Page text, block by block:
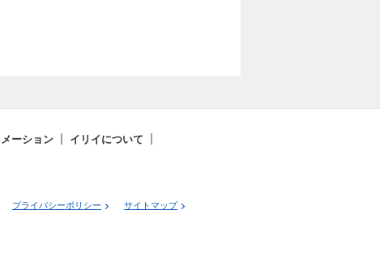
ーション イリイについて
プライバシーポリシー サイトマップ